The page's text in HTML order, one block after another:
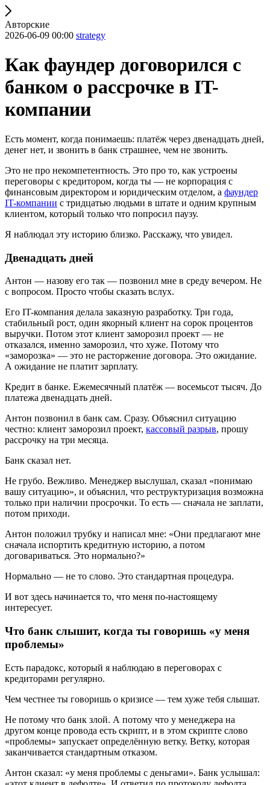
Авторские
2026-06-09 00:00 strategy
Как фаундер договорился с
банком о рассрочке в IT-
компании
Есть момент, когда понимаешь: платёж через двенадцать дней,
денег нет, и звонить в банк страшнее, чем не звонить.
Это не про некомпетентность. Это про то, как устроены
переговоры с кредитором, когда ты — не корпорация с
финансовым директором и юридическим отделом, а фаундер
IT-компании с тридцатью людьми в штате и одним крупным
клиентом, который только что попросил паузу.
Я наблюдал эту историю близко. Расскажу, что увидел.
Двенадцать дней
Антон — назову его так — позвонил мне в среду вечером. Не
с вопросом. Просто чтобы сказать вслух.
Его IT-компания делала заказную разработку. Три года,
стабильный рост, один якорный клиент на сорок процентов
выручки. Потом этот клиент заморозил проект — не
отказался, именно заморозил, что хуже. Потому что
«заморозка» — это не расторжение договора. Это ожидание.
А ожидание не платит зарплату.
Кредит в банке. Ежемесячный платёж — восемьсот тысяч. До
платежа двенадцать дней.
Антон позвонил в банк сам. Сразу. Объяснил ситуацию
честно: клиент заморозил проект, кассовый разрыв, прошу
рассрочку на три месяца.
Банк сказал нет.
Не грубо. Вежливо. Менеджер выслушал, сказал «понимаю
вашу ситуацию», и объяснил, что реструктуризация возможна
только при наличии просрочки. То есть — сначала не заплати,
потом приходи.
Антон положил трубку и написал мне: «Они предлагают мне
сначала испортить кредитную историю, а потом
договариваться. Это нормально?»
Нормально — не то слово. Это стандартная процедура.
И вот здесь начинается то, что меня по-настоящему
интересует.
Что банк слышит, когда ты говоришь «у меня
проблемы»
Есть парадокс, который я наблюдаю в переговорах с
кредиторами регулярно.
Чем честнее ты говоришь о кризисе — тем хуже тебя слышат.
Не потому что банк злой. А потому что у менеджера на
другом конце провода есть скрипт, и в этом скрипте слово
«проблемы» запускает определённую ветку. Ветку, которая
заканчивается стандартным отказом.
Антон сказал: «у меня проблемы с деньгами». Банк услышал: